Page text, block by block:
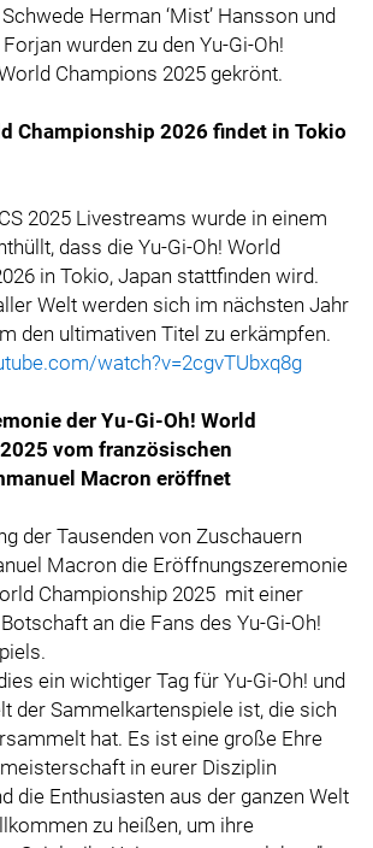
Schwede Herman ‘Mist’ Hansson und
wurden zu den Yu-Gi-Oh!
Champions 2025 gekrönt.
Championship 2026 findet in Tokio
2025 Livestreams wurde in einem
dass die Yu-Gi-Oh! World
in Tokio, Japan stattfinden wird.
Welt werden sich im nächsten Jahr
den ultimativen Titel zu erkämpfen.
watch?v=2cgvTUbxq8g
der Yu-Gi-Oh! World
vom französischen
Macron eröffnet
der Tausenden von Zuschauern
Macron die Eröffnungszeremonie
Championship 2025 mit einer
an die Fans des Yu-Gi-Oh!
ein wichtiger Tag für Yu-Gi-Oh! und
der Sammelkartenspiele ist, die sich
hat. Es ist eine große Ehre
in eurer Disziplin
die Enthusiasten aus der ganzen Welt
zu heißen, um ihre